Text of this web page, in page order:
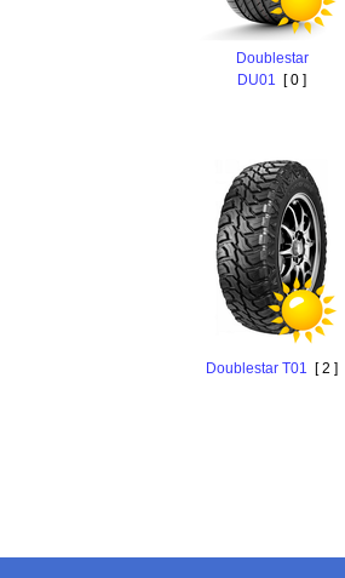
Doublestar
DU01 [ 0 ]
Doublestar T01 [ 2 ]